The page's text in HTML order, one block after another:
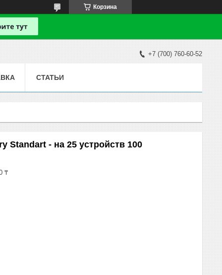
Корзина
+7 (700) 760-60-52
СТАТЬИ
Standart - на 25 устройств 100
₸